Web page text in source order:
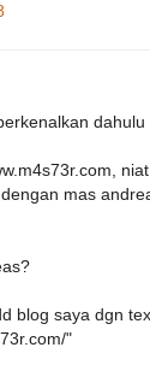
dahulu
mas
blog saya dgn
"